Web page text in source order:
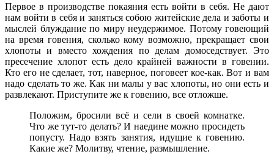
Первое в производстве покаяния есть войти в себя. Не дают
нам войти в себя и заняться собою житейские дела и заботы и
мыслей блуждание по миру неудержимое. Потому говеющий
на время говения, сколько кому возможно, прекращает свои
хлопоты и вместо хождения по делам домоседствует. Это
пресечение хлопот есть дело крайней важности в говении.
Кто его не сделает, тот, наверное, поговеет кое-как. Вот и вам
надо сделать то же. Как ни малы у вас хлопоты, но они есть и
развлекают. Приступите же к говению, все отложше.
Положим, бросили всё и сели в своей комнатке.
Что же тут-то делать? И наедине можно просидеть
попусту. Надо взять занятия, идущие к говению.
Какие же? Молитву, чтение, размышление.